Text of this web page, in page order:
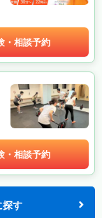
・相談予約
・相談予約
探す